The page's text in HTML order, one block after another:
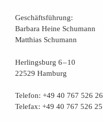
Geschäfts­füh­rung:
Bar­ba­ra Hei­ne Schumann
Mat­thi­as Schumann
Her­lings­burg 6 – 10
22529 Hamburg
Tele­fon: +49 40 767 526 26
Tele­fax: +49 40 767 526 25